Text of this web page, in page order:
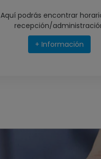
Aquí podrás encontrar
recepción/
+ Información